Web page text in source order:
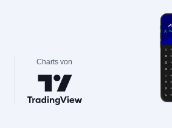
Charts von